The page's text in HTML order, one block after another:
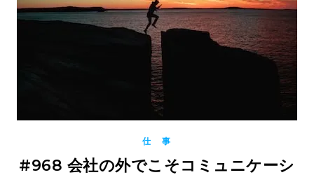
仕 事
#968 会社の外でこそコミュニケーシ